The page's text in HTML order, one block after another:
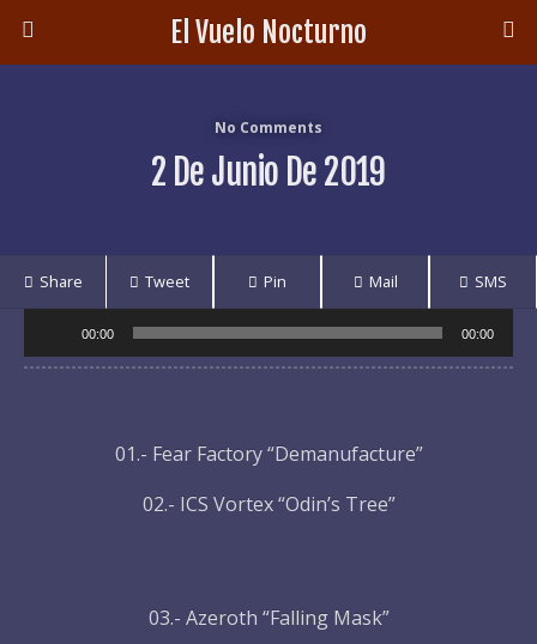
El Vuelo Nocturno
No Comments
2 De Junio De 2019
Share Tweet Pin Mail SMS
Player
00:00 00:00
01.- Fear Factory “Demanufacture”
02.- ICS Vortex “Odin’s Tree”
03.- Azeroth “Falling Mask”